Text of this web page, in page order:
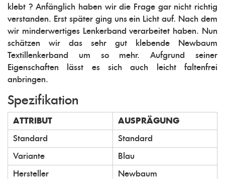
klebt ? Anfänglich haben wir die Frage gar nicht richtig
verstanden. Erst später ging uns ein Licht auf. Nach dem
wir minderwertiges Lenkerband verarbeitet haben. Nun
schätzen wir das sehr gut klebende Newbaum
Textillenkerband um so mehr. Aufgrund seiner
Eigenschaften lässt es sich auch leicht faltenfrei
anbringen.
Spezifikation
ATTRIBUT AUSPRÄGUNG
Standard Standard
Variante Blau
Hersteller Newbaum